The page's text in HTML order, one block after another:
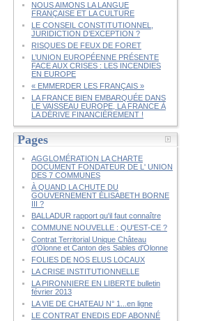
NOUS AIMONS LA LANGUE
FRANÇAISE ET LA CULTURE
LE CONSEIL CONSTITUTIONNEL,
JURIDICTION D’EXCEPTION ?
RISQUES DE FEUX DE FORET
L’UNION EUROPÉENNE PRÉSENTE
FACE AUX CRISES : LES INCENDIES
EN EUROPE
« EMMERDER LES FRANÇAIS »
LA FRANCE BIEN EMBARQUÉE DANS
LE VAISSEAU EUROPE, LA FRANCE À
LA DÉRIVE FINANCIÈREMENT !
Pages
AGGLOMÉRATION LA CHARTE
DOCUMENT FONDATEUR DE L' UNION
DES 7 COMMUNES
À QUAND LA CHUTE DU
GOUVERNEMENT ÉLISABETH BORNE
III ?
BALLADUR rapport qu'il faut connaître
COMMUNE NOUVELLE : QU'EST-CE ?
Contrat Territorial Unique Château
d'Olonne et Canton des Sables d'Olonne
FOLIES DE NOS ELUS LOCAUX
LA CRISE INSTITUTIONNELLE
LA PIRONNIERE EN LIBERTE bulletin
février 2013
LA VIE DE CHATEAU N° 1...en ligne
LE CONTRAT ENEDIS EDF ABONNÉ